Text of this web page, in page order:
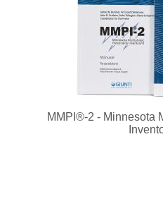
MMPI®-2 - Minnesota